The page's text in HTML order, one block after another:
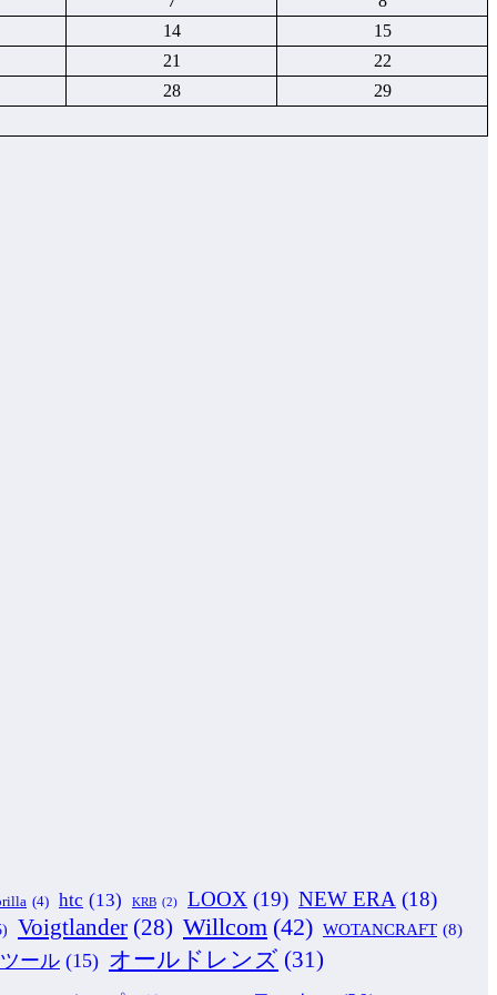
14
15
21
22
28
29
(4) htc (13) KRB (2) LOOX (19) NEW ERA (18)
Voigtlander (28) Willcom (42) WOTANCRAFT (8)
ール (15) オールドレンズ (31)